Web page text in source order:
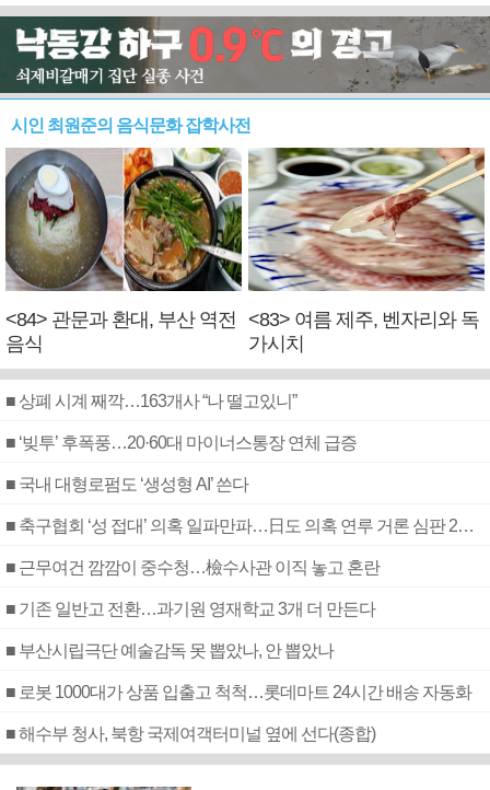
시인 최원준의 음식문화 잡학사전
<84> 관문과 환대, 부산 역전
음식
<83> 여름 제주, 벤자리와 독
가시치
■ 상폐 시계 째깍…163개사 “나 떨고있니”
■ ‘빚투’ 후폭풍…20·60대 마이너스통장 연체 급증
■ 국내 대형로펌도 ‘생성형 AI’ 쓴다
■ 축구협회 ‘성 접대’ 의혹 일파만파…日도 의혹 연루 거론 심판 2명 조사
■ 근무여건 깜깜이 중수청…檢수사관 이직 놓고 혼란
■ 기존 일반고 전환…과기원 영재학교 3개 더 만든다
■ 부산시립극단 예술감독 못 뽑았나, 안 뽑았나
■ 로봇 1000대가 상품 입출고 척척…롯데마트 24시간 배송 자동화
■ 해수부 청사, 북항 국제여객터미널 옆에 선다(종합)